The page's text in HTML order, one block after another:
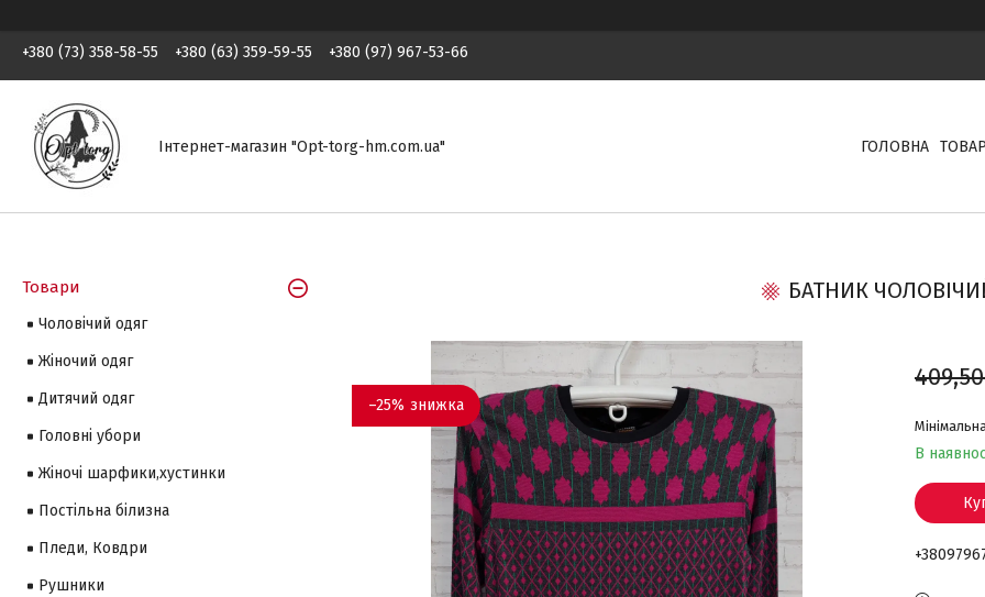
+380 (73) 358-58-55 +380 (63) 359-59-55 +380 (97) 967-53-66
Інтернет-магазин "Opt-torg-hm.com.ua" ГОЛОВНА
БАТНИК
–25%
В
Товари
Чоловічий одяг
Жіночий одяг
Дитячий одяг
Головні убори
Жіночі шарфики,хустинки
Постільна білизна
Пледи, Ковдри
Рушники